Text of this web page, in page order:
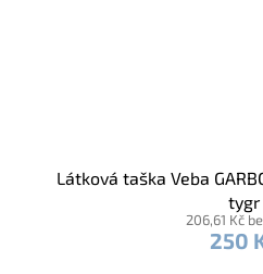
Látková taška Veba
tygr
206,61 Kč
250